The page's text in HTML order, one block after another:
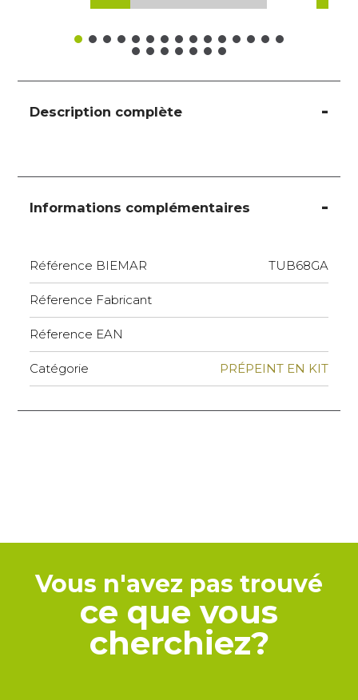
Description complète
Informations complémentaires
Référence BIEMAR TUB68GA
Réference Fabricant
Réference EAN
Catégorie PRÉPEINT EN KIT
Vous n'avez pas trouvé
ce que vous
cherchiez?